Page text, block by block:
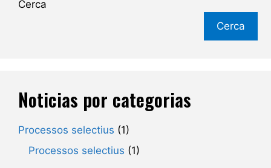
Cerca
Cerca
Noticias por categorias
Processos selectius (1)
Processos selectius (1)